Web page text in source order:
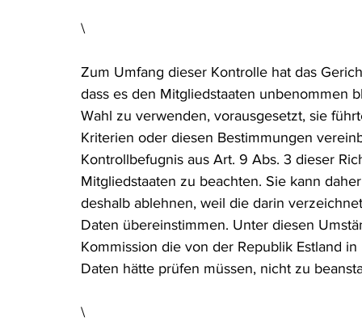
\
Zum Umfang dieser Kontrolle hat das
dass es den Mitgliedstaaten unbenommen
Wahl zu verwenden, vorausgesetzt, sie
Kriterien oder diesen Bestimmungen
Kontrollbefugnis aus Art. 9 Abs. 3 dieser
Mitgliedstaaten zu beachten. Sie kann
deshalb ablehnen, weil die darin
Daten übereinstimmen. Unter diesen
Kommission die von der Republik Estland
Daten hätte prüfen müssen, nicht zu
\